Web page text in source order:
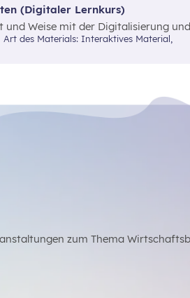
(Digitaler Lernkurs)
und Weise mit der Digitalisierung
finanzielle Haushaltsplanung
zum Thema